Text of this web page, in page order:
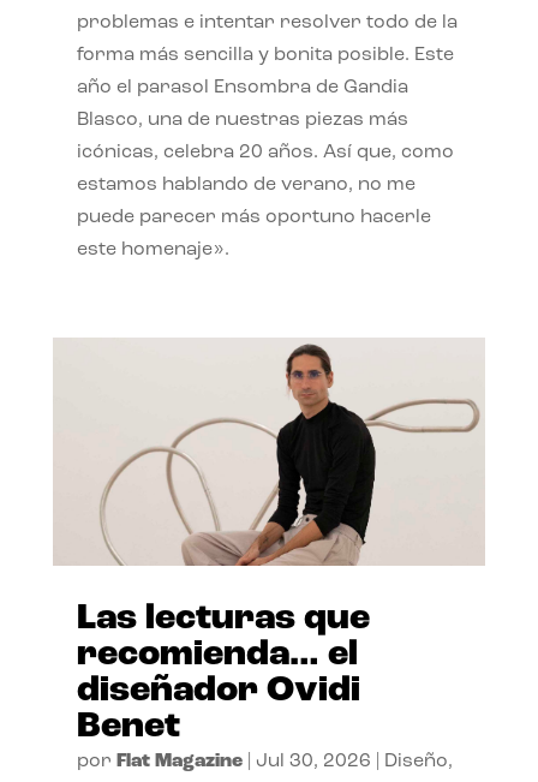
problemas e intentar resolver todo de la
forma más sencilla y bonita posible. Este
año el parasol Ensombra de Gandia
Blasco, una de nuestras piezas más
icónicas, celebra 20 años. Así que, como
estamos hablando de verano, no me
puede parecer más oportuno hacerle
este homenaje».
Las lecturas que
recomienda… el
diseñador Ovidi
Benet
por Flat Magazine| Jul 30, 2026 Diseño,